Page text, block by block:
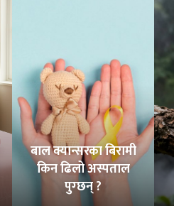
बाल क्यान्सरका बिरामी
किन ढिलो अस्पताल
पुग्छन् ?